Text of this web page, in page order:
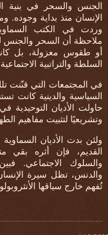
الجنس والسحر في بنية
الإنسان منذ بداية وجوده.
وردت في الكتب
ملاحظة أن السحر والجنس
أو طقوس معزولة، بل
السلطة والتراتبية الاجتماعية
في المجتمعات التي قنّنت
السياسية والدينية كانت
حاولت الأديان التوحيدية
وتشريعيًا لتثبيت مفاهيم
ولئن بدت الأديان
القديم، فإن أثره بقي
والسلوك الاجتماعي.
والدنس، تظل سيرة
تُفهم خارج سياقها